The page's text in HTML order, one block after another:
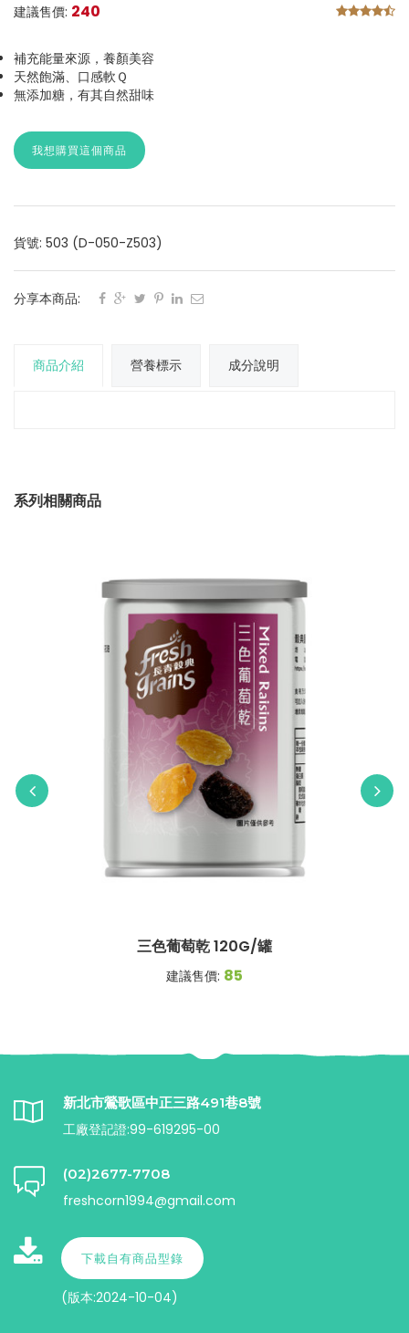
建議售價: 240
補充能量來源，養顏美容
天然飽滿、口感軟Ｑ
無添加糖，有其自然甜味
我想購買這個商品
貨號: 503 (D-050-Z503)
分享本商品:
商品介紹 營養標示 成分說明
系列相關商品
三色葡萄乾 120G/罐
建議售價: 85
新北市鶯歌區中正三路491巷8號
工廠登記證:99-619295-00
(02)2677-7708
freshcorn1994@gmail.com
下載自有商品型錄
(版本:2024-10-04)